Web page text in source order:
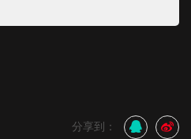
分享到：